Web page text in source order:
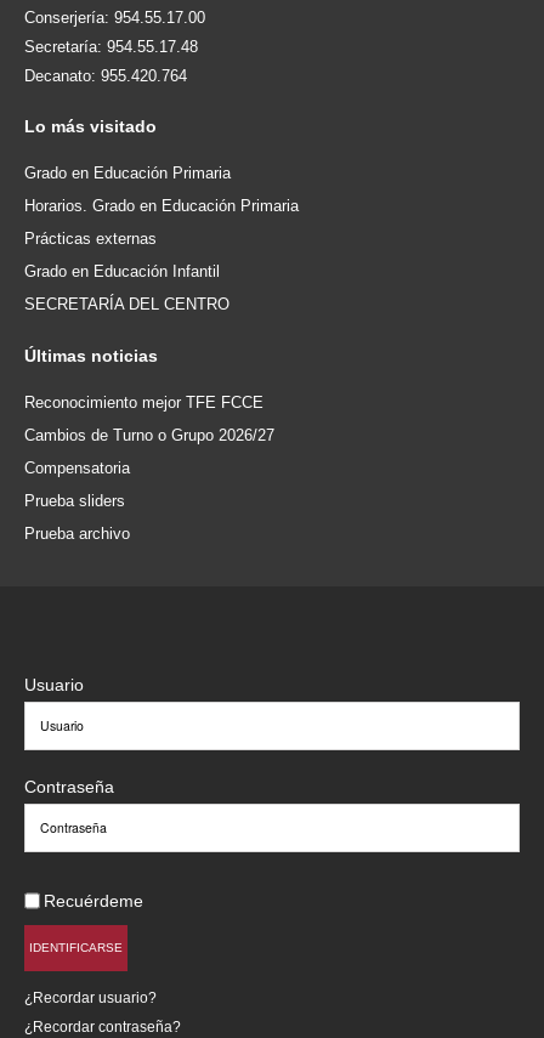
Conserjería: 954.55.17.00
Secretaría: 954.55.17.48
Decanato: 955.420.764
Lo más visitado
Grado en Educación Primaria
Horarios. Grado en Educación Primaria
Prácticas externas
Grado en Educación Infantil
SECRETARÍA DEL CENTRO
Últimas noticias
Reconocimiento mejor TFE FCCE
Cambios de Turno o Grupo 2026/27
Compensatoria
Prueba sliders
Prueba archivo
Usuario
Contraseña
Recuérdeme
IDENTIFICARSE
¿Recordar usuario?
¿Recordar contraseña?